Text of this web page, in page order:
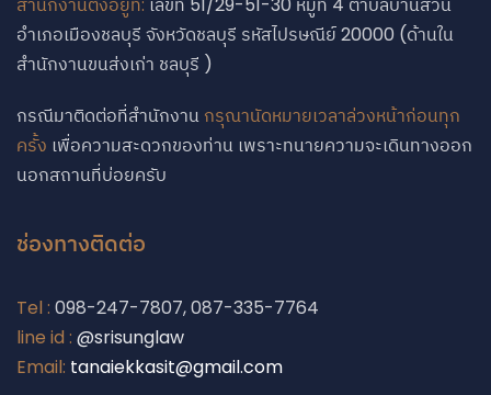
อำเภอเมืองชลบุรี จังหวัดชลบุรี รหัสไปรษณีย์ 20000 (ด้านใน
สำนักงานขนส่งเก่า ชลบุรี )
กรณีมาติดต่อที่สำนักงาน กรุณานัดหมายเวลาล่วงหน้าก่อนทุก
ครั้ง เพื่อความสะดวกของท่าน เพราะทนายความจะเดินทางออก
นอกสถานที่บ่อยครับ
ช่องทางติดต่อ
Tel : 098-247-7807, 087-335-7764
line id : @srisunglaw
Email: tanaiekkasit@gmail.com